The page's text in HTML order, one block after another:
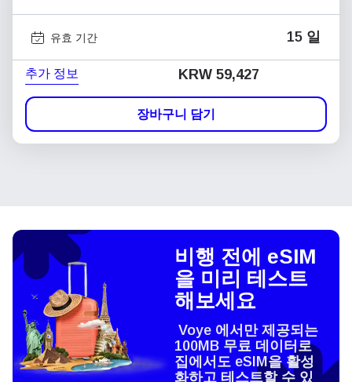
유효 기간 15 일
추가 정보 KRW 59,427
장바구니 담기
비행 전에 eSIM
을 미리 테스트
해보세요
Voye 에서만 제공되는
100MB 무료 데이터로
집에서도 eSIM을 활성
화하고 테스트할 수 있